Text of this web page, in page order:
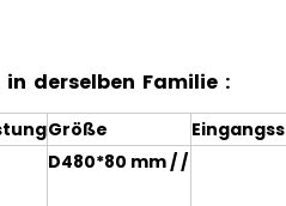
derselben Familie :
Größe
D480*80 mm / /